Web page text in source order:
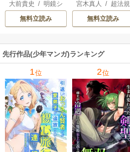
にダンジョン奥地
で殺されかけたが
ギフト『無限ガチ
の仲間達を手に入
れて元パーティー
メンバーと世界に
復讐＆『ざま
ぁ！』します！
大前貴史 / 明鏡シ
スイ /tef
無料立読み
宮木真人 / 超法規
的かえる/
んち
無料立読み
先行作品(少年マンガ)ランキング
1位 2位